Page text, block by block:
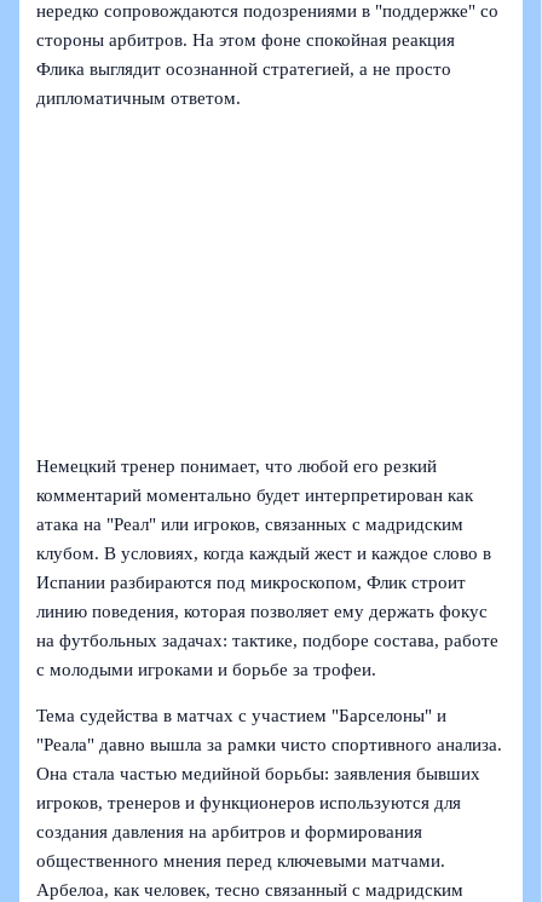
нередко сопровождаются подозрениями в "поддержке" со
стороны арбитров. На этом фоне спокойная реакция
Флика выглядит осознанной стратегией, а не просто
дипломатичным ответом.
Немецкий тренер понимает, что любой его резкий
комментарий моментально будет интерпретирован как
атака на "Реал" или игроков, связанных с мадридским
клубом. В условиях, когда каждый жест и каждое слово в
Испании разбираются под микроскопом, Флик строит
линию поведения, которая позволяет ему держать фокус
на футбольных задачах: тактике, подборе состава, работе
с молодыми игроками и борьбе за трофеи.
Тема судейства в матчах с участием "Барселоны" и
"Реала" давно вышла за рамки чисто спортивного анализа.
Она стала частью медийной борьбы: заявления бывших
игроков, тренеров и функционеров используются для
создания давления на арбитров и формирования
общественного мнения перед ключевыми матчами.
Арбелоа, как человек, тесно связанный с мадридским